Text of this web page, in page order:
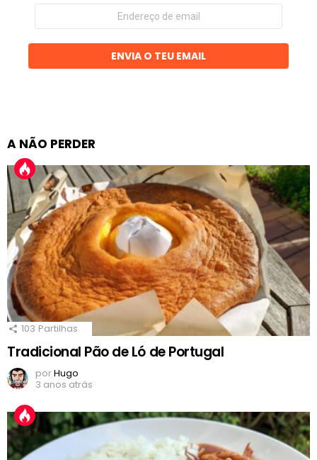
Endereço
email
ENVIA O TEU EMAIL
A NÃO PERDER
103 Partilhas
Tradicional Pão de Ló de Portugal
porHugo
3 anos atrás